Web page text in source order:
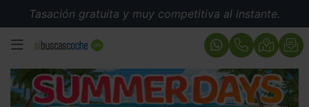
Tasación gratuita y muy competitiva al instante.
MENÚ